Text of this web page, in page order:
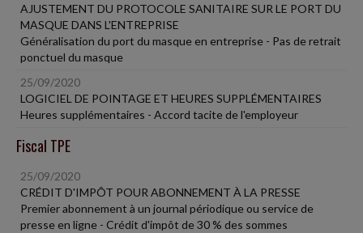
AJUSTEMENT DU PROTOCOLE SANITAIRE SUR LE PORT DU
MASQUE DANS L'ENTREPRISE
Généralisation du port du masque en entreprise - Pas de retrait
ponctuel du masque
25/09/2020
LOGICIEL DE POINTAGE ET HEURES SUPPLÉMENTAIRES
Heures supplémentaires - Accord tacite de l'employeur
Fiscal TPE
25/09/2020
CRÉDIT D'IMPÔT POUR ABONNEMENT À LA PRESSE
Premier abonnement à un journal périodique ou service de
presse en ligne - Crédit d'impôt de 30 % des sommes